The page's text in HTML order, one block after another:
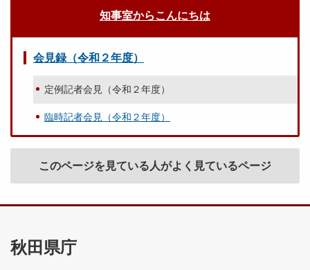
知事室からこんにちは
会見録（令和２年度）
定例記者会見（令和２年度）
臨時記者会見（令和２年度）
このページを見ている人がよく見ているページ
秋田県庁